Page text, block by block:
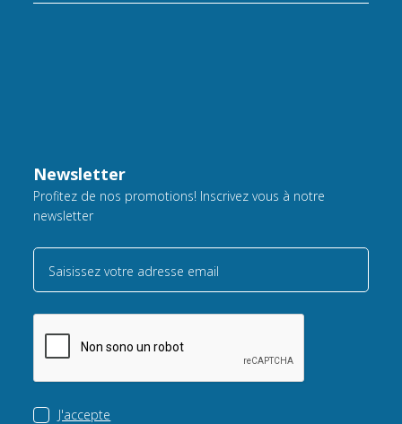
Newsletter
Profitez de nos promotions! Inscrivez vous à notre
newsletter
Saisissez votre adresse email
J'accepte